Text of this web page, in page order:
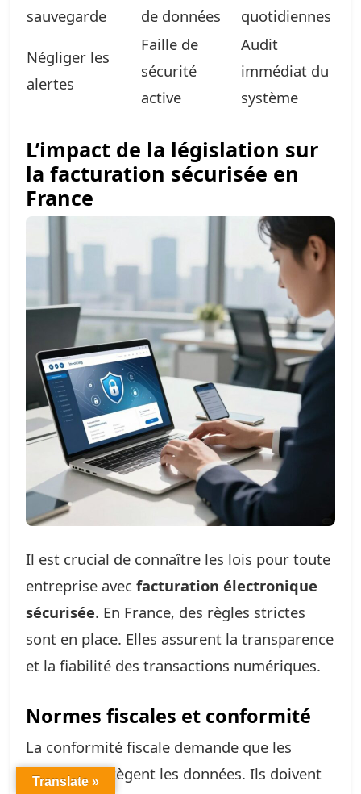
sauvegarde
de données
quotidiennes
Négliger les
alertes
Faille de
sécurité
active
Audit
immédiat du
système
L’impact de la législation sur
la facturation sécurisée en
France
Il est crucial de connaître les lois pour toute
entreprise avec facturation électronique
sécurisée. En France, des règles strictes
sont en place. Elles assurent la transparence
et la fiabilité des transactions numériques.
Normes fiscales et conformité
La conformité fiscale demande que les
logiciels protègent les données. Ils doivent
Translate »